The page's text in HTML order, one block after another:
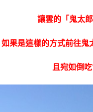
讓雲的「鬼太
如果是這樣的方式前往鬼
且宛如倒